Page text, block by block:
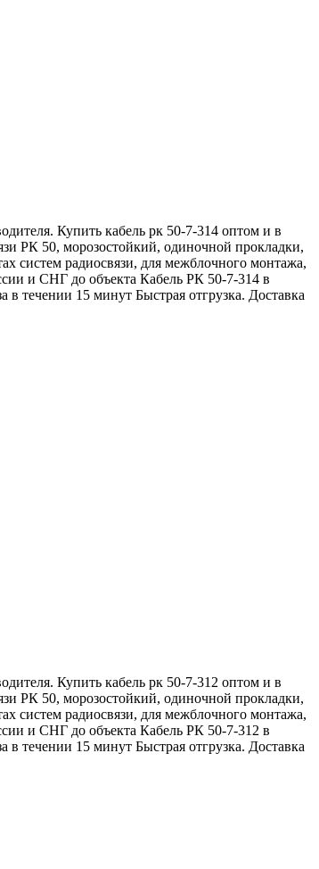
Купить кабель рк 50-7-314 оптом и в
РК 50, морозостойкий, одиночной прокладки,
систем радиосвязи, для межблочного монтажа,
и СНГ до объекта Кабель РК 50-7-314 в
течении 15 минут Быстрая отгрузка. Доставка
Купить кабель рк 50-7-312 оптом и в
РК 50, морозостойкий, одиночной прокладки,
систем радиосвязи, для межблочного монтажа,
и СНГ до объекта Кабель РК 50-7-312 в
течении 15 минут Быстрая отгрузка. Доставка